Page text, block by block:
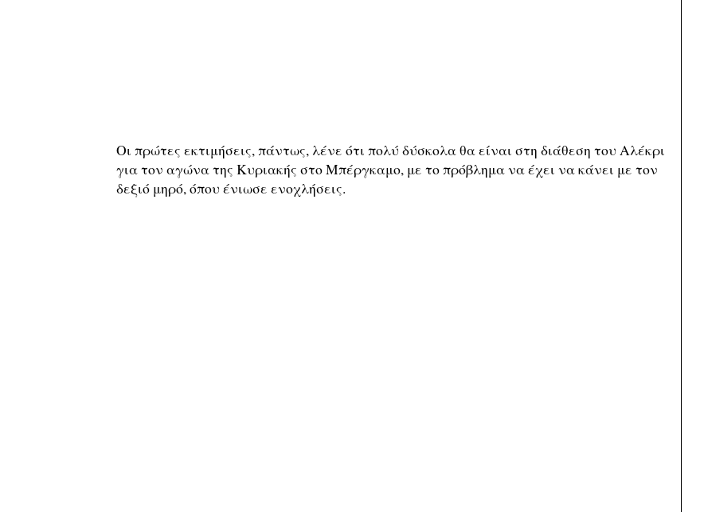
Οι πρώτες εκτιμήσεις, πάντως, λένε ότι πολύ δύσκολα θα είναι στη διάθεση του Αλέκρι
για τον αγώνα της Κυριακής στο Μπέργκαμο, με το πρόβλημα να έχει να κάνει με τον
δεξιό μηρό, όπου ένιωσε ενοχλήσεις.